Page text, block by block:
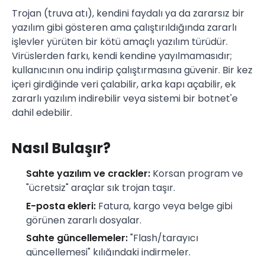
Trojan (truva atı), kendini faydalı ya da zararsız bir
yazılım gibi gösteren ama çalıştırıldığında zararlı
işlevler yürüten bir kötü amaçlı yazılım türüdür.
Virüslerden farkı, kendi kendine yayılmamasıdır;
kullanıcının onu indirip çalıştırmasına güvenir. Bir kez
içeri girdiğinde veri çalabilir, arka kapı açabilir, ek
zararlı yazılım indirebilir veya sistemi bir botnet'e
dahil edebilir.
Nasıl Bulaşır?
Sahte yazılım ve crackler: Korsan program ve
"ücretsiz" araçlar sık trojan taşır.
E-posta ekleri: Fatura, kargo veya belge gibi
görünen zararlı dosyalar.
Sahte güncellemeler:"Flash/tarayıcı
güncellemesi" kılığındaki indirmeler.